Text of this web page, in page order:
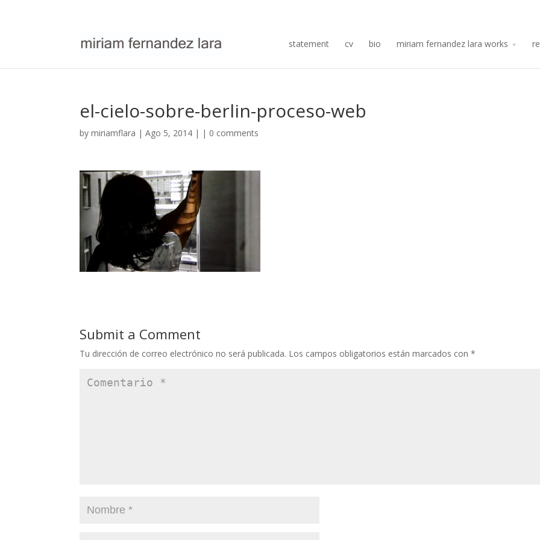
statement cv bio miriam fernandez lara works
el-cielo-sobre-berlin-proceso-web
by miriamflara | Ago 5, 2014 | | 0 comments
Submit a Comment
Tu dirección de correo electrónico no será publicada. Los campos obligatorios están marcados con *